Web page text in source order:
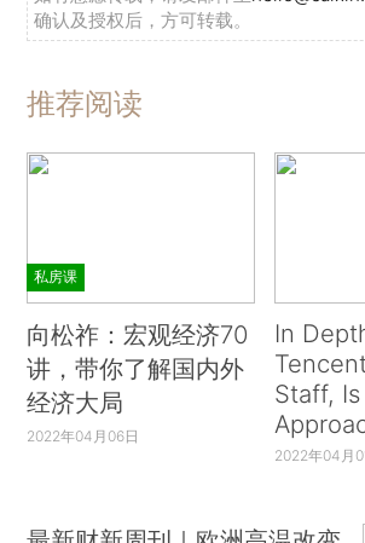
确认及授权后，方可转载。
推荐阅读
私房课
向松祚：宏观经济70
讲，带你了解国内外
经济大局
2022年04月06日
In
Staff, Is
2022年04月